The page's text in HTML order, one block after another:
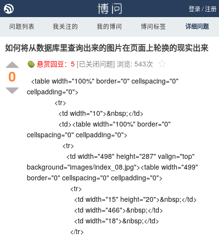
登录/注册
问题列表 我关注的 我的博问 博问标签 详细问题
如何将从数据库里查询出来的图片在页面上轮换的现实出来
0
悬赏园豆： 5 [已关闭问题] 浏览: 543次
<table width="100%" border="0" cellspacing="0"
cellpadding="0">
<tr>
<td width="10">&nbsp;</td>
<td><table width="100%" border="0"
cellspacing="0" cellpadding="0">
<tr>
<td width="498" height="287" valign="top"
background="images/index_08.jpg"><table width="499"
border="0" cellspacing="0" cellpadding="0">
<tr>
<td width="15" height="20">&nbsp;</td>
<td width="466">&nbsp;</td>
<td width="18">&nbsp;</td>
</tr>